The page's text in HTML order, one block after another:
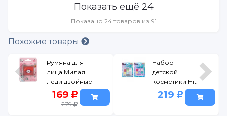
Показать ещё 24
Показано 24 товаров из 91
Похожие товары
Румяна для
лица Милая
леди двойные
4,8 г
169
279
Набор
детской
косметики Hit
Imagination
детская Будь
219